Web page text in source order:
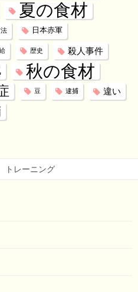
夏の食材
日本赤軍
歴史 殺人事件
秋の食材
豆 逮捕 違い
トレーニング